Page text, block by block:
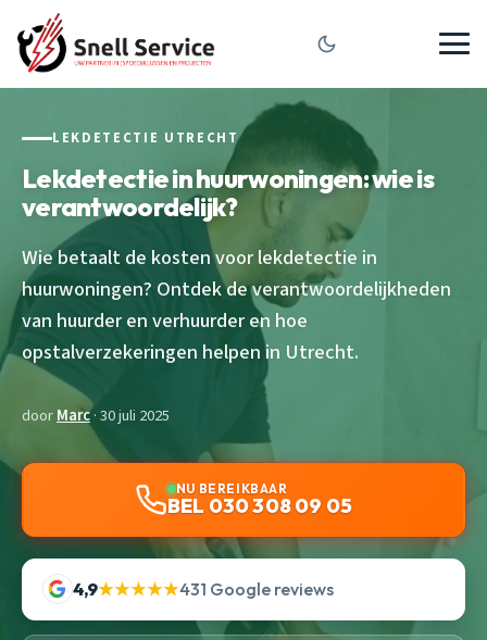
LEKDETECTIE UTRECHT
Lekdetectie in huurwoningen: wie is
verantwoordelijk?
Wie betaalt de kosten voor lekdetectie in
huurwoningen? Ontdek de verantwoordelijkheden
van huurder en verhuurder en hoe
opstalverzekeringen helpen in Utrecht.
doorMarc· 30 juli 2025
NU BEREIKBAAR
BEL 030 308 09 05
4,9★★★★★431 Google reviews